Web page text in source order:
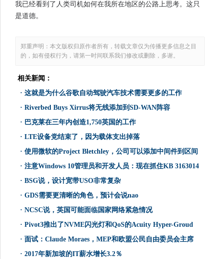
我已经看到了人类司机如何在我所在地区的公路上思考。这只
是道德。
郑重声明：本文版权归原作者所有，转载文章仅为传播更多信息之目
的，如有侵权行为，请第一时间联系我们修改或删除，多谢。
相关新闻：
· 这就是为什么谷歌自动驾驶汽车技术需要更多的工作
· Riverbed Buys Xirrus将无线添加到SD-WAN阵容
· 巴克莱在三年内创造1,750英国的工作
· LTE设备党结束了，因为载体支出掉落
· 使用微软的Project Bletchley，公司可以添加中间件到区间
· 注意Windows 10管理员和开发人员：现在抓住KB 3163014
· BSG说，设计宽带USO非常复杂
· GDS需要更清晰的角色，预计会说nao
· NCSC说，英国可能面临国家网络紧急情况
· Pivot3推出了NVME闪光灯和QoS的Acuity Hyper-Groud
· 面试：Claude Moraes，MEP和欧盟公民自由委员会主席
· 2017年新加坡的IT薪水增长3.2％